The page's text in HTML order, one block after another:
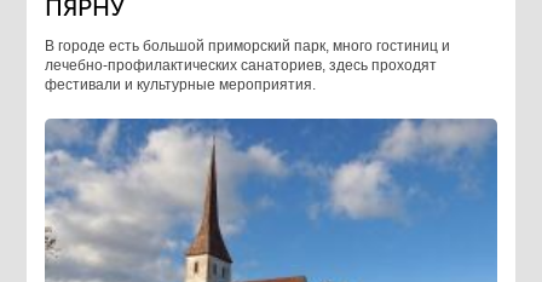
ПЯРНУ
В городе есть большой приморский парк, много гостиниц и
лечебно-профилактических санаториев, здесь проходят
фестивали и культурные мероприятия.